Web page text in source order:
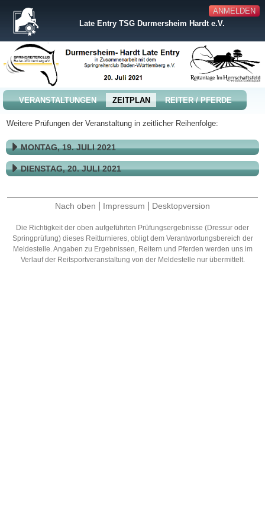
ANMELDEN
Late Entry TSG Durmersheim Hardt e.V.
VERANSTALTUNGEN ZEITPLAN REITER / PFERDE
Weitere Prüfungen der Veranstaltung in zeitlicher Reihenfolge:
MONTAG, 19. JULI 2021
DIENSTAG, 20. JULI 2021
Nach oben Impressum Desktopversion
Die Richtigkeit der oben aufgeführten Prüfungsergebnisse (Dressur oder
Springprüfung) dieses Reitturnieres, obligt dem Verantwortungsbereich der
Meldestelle. Angaben zu Ergebnissen, Reitern und Pferden werden uns im
Verlauf der Reitsportveranstaltung von der Meldestelle nur übermittelt.